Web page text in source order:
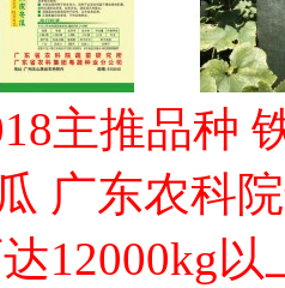
主推品种
广东农科
12000kg